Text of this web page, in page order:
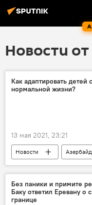
Новости от
Как адаптировать детей
нормальной жизни?
13 мая 2021, 23:21
Новости
дети
Без паники и примите
Баку ответил Еревану о
границе